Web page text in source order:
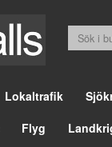
Lokaltrafik
Flyg